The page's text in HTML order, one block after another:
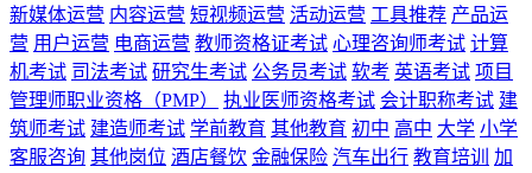
新媒体运营 内容运营 短视频运营 活动运营 工具推荐 产品运
营 用户运营 电商运营 教师资格证考试 心理咨询师考试 计算
机考试 司法考试 研究生考试 公务员考试 软考 英语考试 项目
管理师职业资格（PMP）
执业医师资格考试 会计职称考试 建
筑师考试 建造师考试 学前教育 其他教育 初中 高中 大学 小学
客服咨询 其他岗位 酒店餐饮 金融保险 汽车出行 教育培训
加